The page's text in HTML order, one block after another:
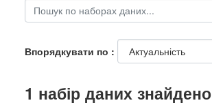
Впорядкувати по
1 набір даних знайдено